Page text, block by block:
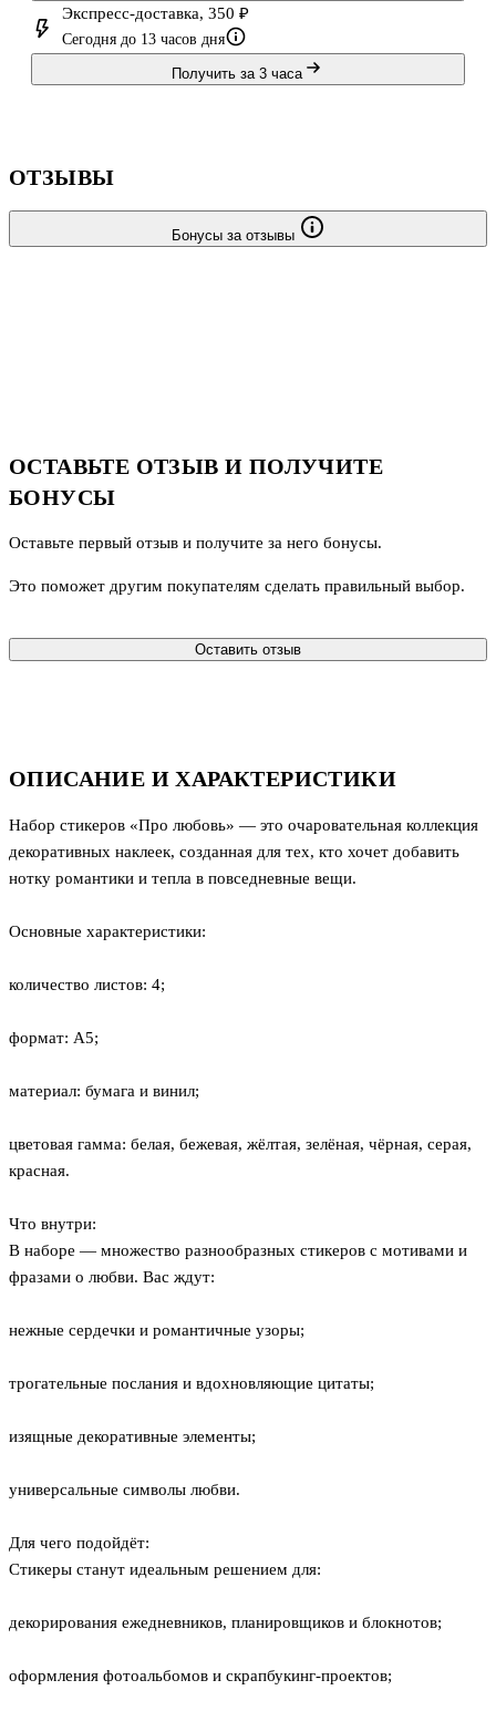
нежные сердечки и романтичные узоры;
трогательные послания и вдохновляющие цитаты;
универсальные символы любви.
Экспресс-доставка, 350 ₽
Сегодня до 13 часов дня
Получить за 3 часа
ОПИСАНИЕ И ХАРАКТЕРИСТИКИ
Набор стикеров «Про любовь» — это очаровательная коллекция
декоративных наклеек, созданная для тех, кто хочет добавить
нотку романтики и тепла в повседневные вещи.
Основные характеристики:
количество листов: 4;
формат: А5;
материал: бумага и винил;
цветовая гамма: белая, бежевая, жёлтая, зелёная, чёрная, серая,
красная.
Что внутри:
В наборе — множество разнообразных стикеров с мотивами и
фразами о любви. Вас ждут:
нежные сердечки и романтичные узоры;
трогательные послания и вдохновляющие цитаты;
изящные декоративные элементы;
универсальные символы любви.
Для чего подойдёт:
Стикеры станут идеальным решением для:
декорирования ежедневников, планировщиков и блокнотов;
оформления фотоальбомов и скрапбукинг‑проектов;
ОТЗЫВЫ
Бонусы за отзывы
ОСТАВЬТЕ ОТЗЫВ И ПОЛУЧИТЕ
БОНУСЫ
Оставьте первый отзыв и получите за него бонусы.
Это поможет другим покупателям сделать правильный выбор.
Оставить отзыв